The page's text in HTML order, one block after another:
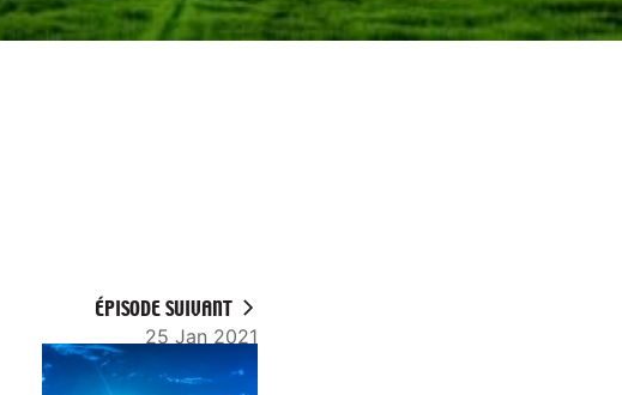
ÉPISODE SUIVANT
25 Jan 2021